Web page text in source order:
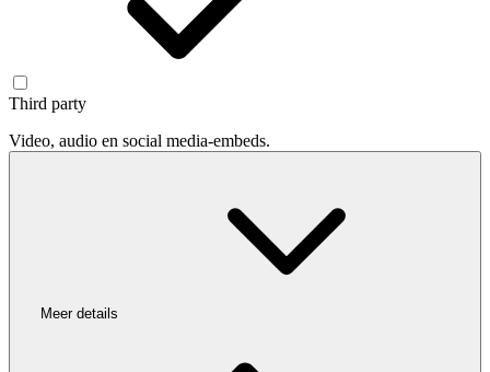
Third party
Video, audio en social media-embeds.
Meer details